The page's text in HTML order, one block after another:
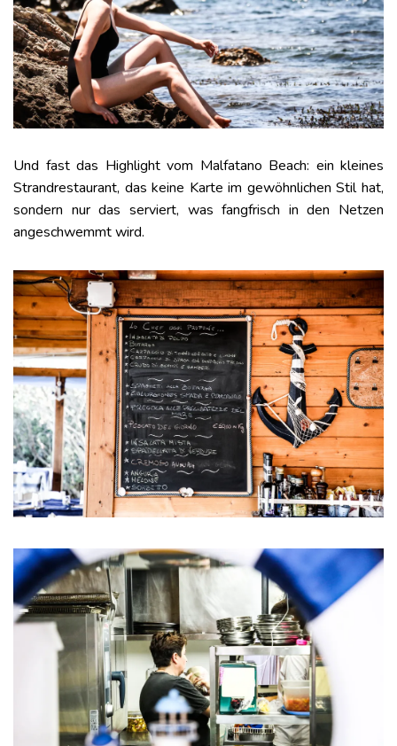
Und fast das Highlight vom Malfatano Beach: ein kleines
Strandrestaurant, das keine Karte im gewöhnlichen Stil hat,
sondern nur das serviert, was fangfrisch in den Netzen
angeschwemmt wird.